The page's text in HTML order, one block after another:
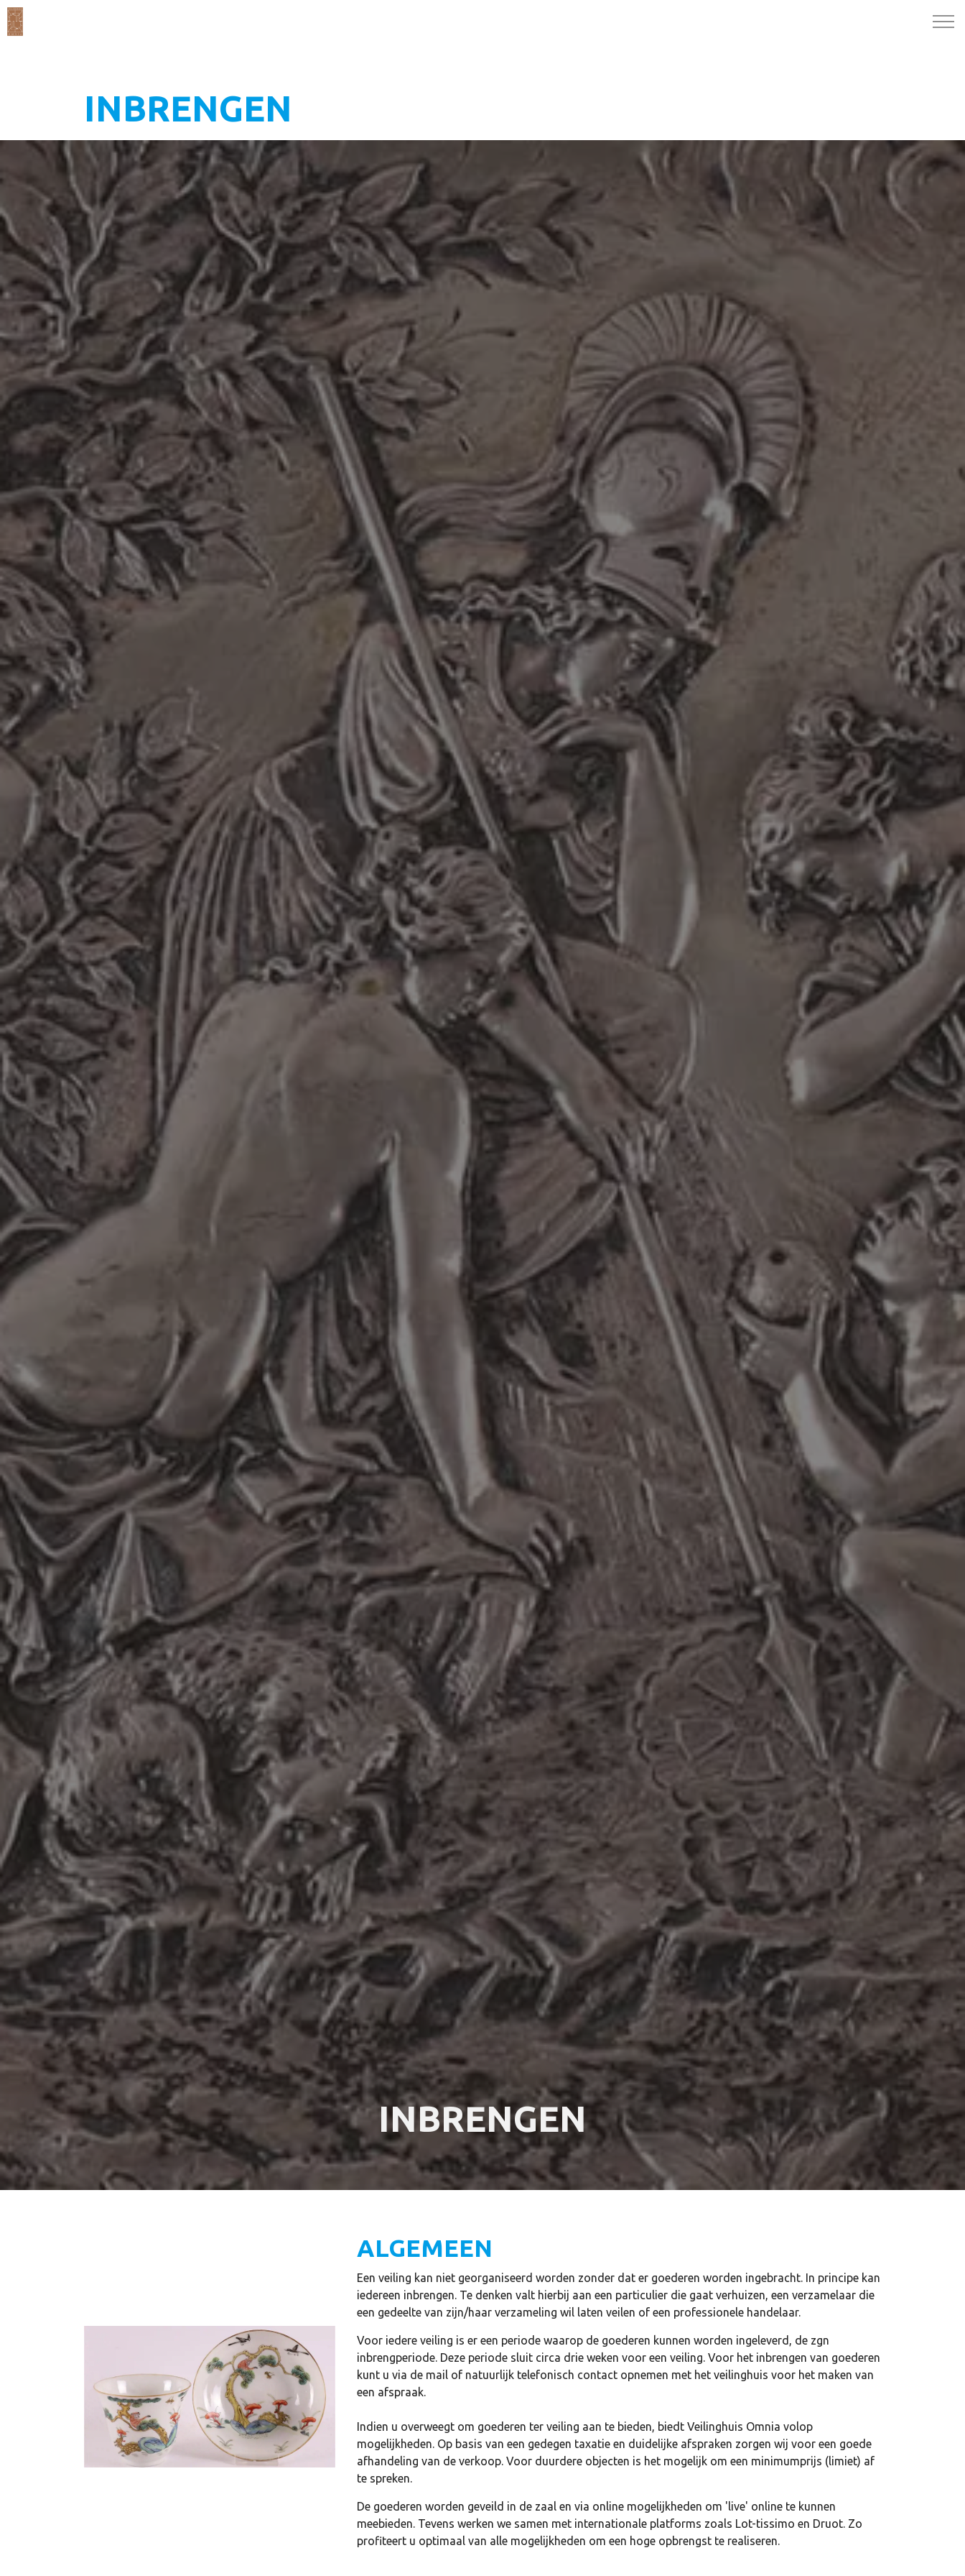
INBRENGEN
INBRENGEN
ALGEMEEN
Een veiling kan niet georganiseerd worden zonder dat er goederen worden ingebracht. In principe kan
iedereen inbrengen. Te denken valt hierbij aan een particulier die gaat verhuizen, een verzamelaar die
een gedeelte van zijn/haar verzameling wil laten veilen of een professionele handelaar.
Voor iedere veiling is er een periode waarop de goederen kunnen worden ingeleverd, de zgn
inbrengperiode. Deze periode sluit circa drie weken voor een veiling. Voor het inbrengen van goederen
kunt u via de mail of natuurlijk telefonisch contact opnemen met het veilinghuis voor het maken van
een afspraak.
Indien u overweegt om goederen ter veiling aan te bieden, biedt Veilinghuis Omnia volop
mogelijkheden. Op basis van een gedegen taxatie en duidelijke afspraken zorgen wij voor een goede
afhandeling van de verkoop. Voor duurdere objecten is het mogelijk om een minimumprijs (limiet) af
te spreken.
De goederen worden geveild in de zaal en via online mogelijkheden om 'live' online te kunnen
meebieden. Tevens werken we samen met internationale platforms zoals Lot-tissimo en Druot. Zo
profiteert u optimaal van alle mogelijkheden om een hoge opbrengst te realiseren.